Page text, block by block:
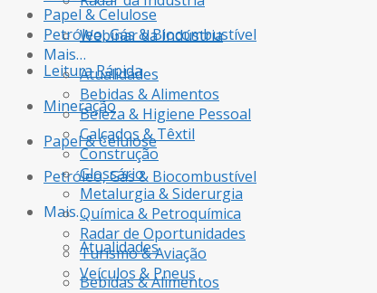
Webinar da Indústria
Leitura Rápida
Mineração
Papel & Celulose
Petróleo, Gás & Biocombustível
Mais…
Atualidades
Bebidas & Alimentos
Papel & Celulose
Petróleo, Gás & Biocombustível
Mais…
Atualidades
Bebidas & Alimentos
Beleza & Higiene Pessoal
Calçados & Têxtil
Construção
Glossário
Metalurgia & Siderurgia
Química & Petroquímica
Radar de Oportunidades
Turismo & Aviação
Veículos & Pneus